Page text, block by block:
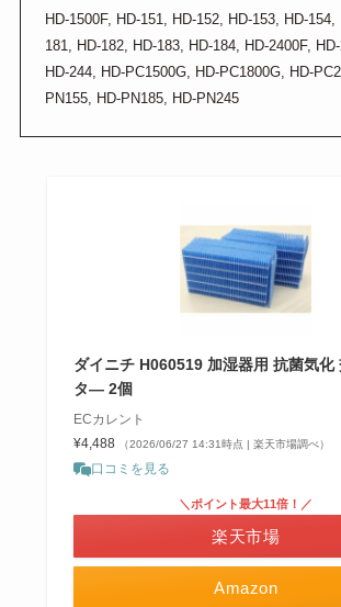
HD-1500F, HD-151, HD-152, HD-153, HD-154,
181, HD-182, HD-183, HD-184, HD-2400F,
HD-244, HD-PC1500G, HD-PC1800G, HD-
PN155, HD-PN185, HD-PN245
ダイニチ H060519 加湿器用 抗菌気化
タ— 2個
ECカレント
¥4,488
（2026/06/27 14:31時点 | 楽天市場調べ）
口コミを見る
Amazon
＼ポイント最大11倍！／
楽天市場